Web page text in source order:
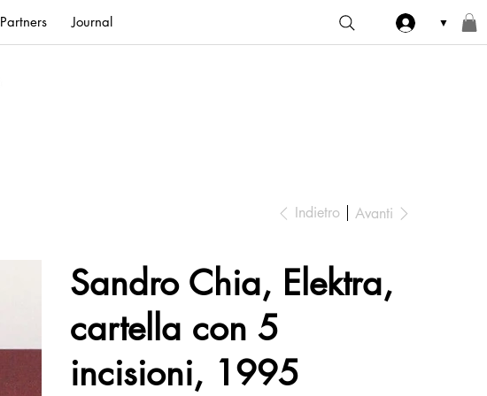
Partners Journal ▼
Indietro Avanti
Sandro Chia, Elektra,
cartella con 5
incisioni, 1995